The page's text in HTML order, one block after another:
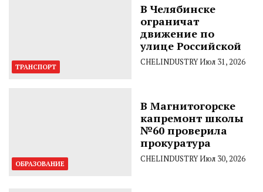
ТРАНСПОРТ
В Челябинске
ограничат
движение по
улице Российской
CHELINDUSTRYИюл 31, 2026
ОБРАЗОВАНИЕ
В Магнитогорске
капремонт школы
№60 проверила
прокуратура
CHELINDUSTRYИюл 30, 2026